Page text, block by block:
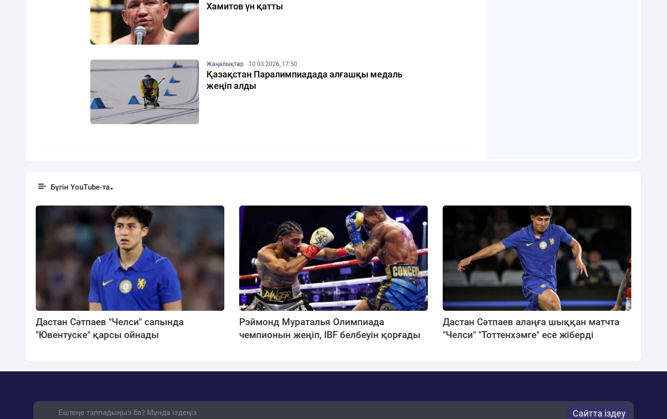
Хамитов үн қатты
Жаңалықтар 10.03.2026, 17:50
Қазақстан Паралимпиадада алғашқы медаль
жеңіп алды
Бүгін YouTube-та
Дастан Сәтпаев "Челси" сапында
"Ювентуске" қарсы ойнады
Рэймонд Мураталья Олимпиада
чемпионын жеңіп, IBF белбеуін қорғады
Дастан Сәтпаев алаңға шыққан матчта
"Челси" "Тоттенхэмге" есе жіберді
Сайтта іздеу